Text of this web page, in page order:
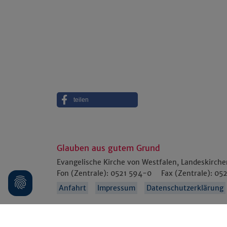
teilen
Glauben aus gutem Grund
Evangelische Kirche von Westfalen,
Fon (Zentrale): 0521 594-0 Fax (Zentrale):
Anfahrt
Impressum Datenschutzerklärung